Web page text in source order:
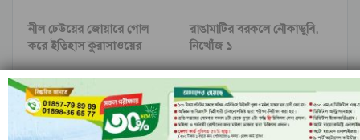
নীল ঢেউয়ের জোয়ারে গোল
করে ইতিহাস কুরাসাওয়ের
রাঙামাটির বরকলে নৌকাডুবি,
নিখোঁজ ১
আগের পরবর্তী